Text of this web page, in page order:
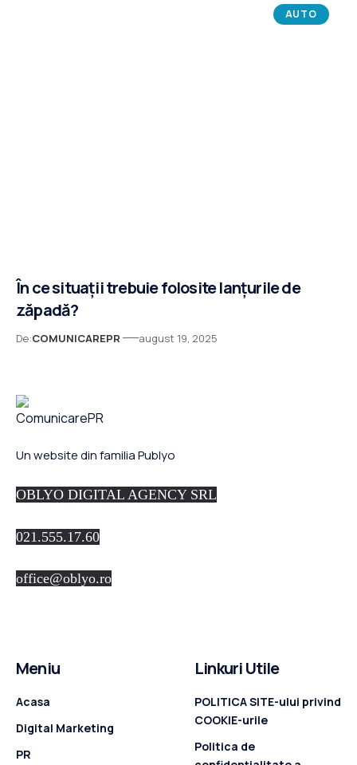
AUTO
În ce situații trebuie folosite lanțurile de
zăpadă?
De:COMUNICAREPR august 19, 2025
Un website din familia Publyo
OBLYO DIGITAL AGENCY SRL
021.555.17.60
office@oblyo.ro
Meniu
Acasa
Digital Marketing
PR
Linkuri Utile
POLITICA SITE-ului privind
COOKIE-urile
Politica de